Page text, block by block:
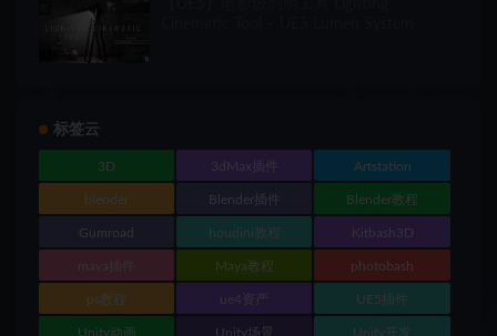
标签云
3D 3dMax插件 Artstation
blender Blender插件 Blender教程
Gumroad houdini教程 Kitbash3D
maya插件 Maya教程 photobash
ps教程 ue4资产 UE5插件
Unity动画 Unity场景 Unity开发